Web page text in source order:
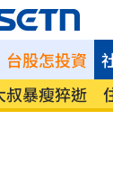
台股怎投資
叔暴瘦猝逝